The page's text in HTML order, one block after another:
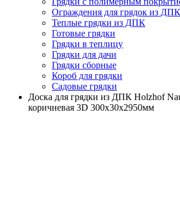
Ограждения для грядок из ДПК
Теплые грядки из ДПК
Готовые грядки
Грядки в теплицу
Грядки для дачи
Грядки сборные
Короб для грядки
Садовые грядки
Доска для грядки из ДПК Holzhof
коричневая 3D 300х30х2950мм